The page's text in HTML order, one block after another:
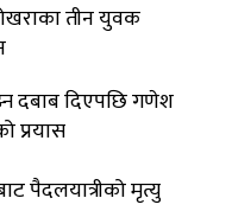
तीन युवक
दबाब दिएपछि गणेश
प्रयास
पैदलयात्रीको मृत्यु